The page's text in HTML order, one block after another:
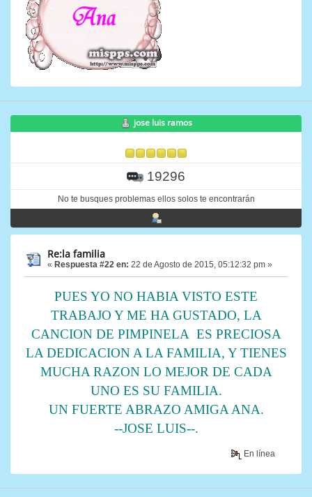
jose luis ramos
19296
No te busques problemas ellos solos te encontrarán
Re:la familia
« Respuesta #22 en: 22 de Agosto de 2015, 05:12:32 pm »
PUES YO NO HABIA VISTO ESTE
TRABAJO Y ME HA GUSTADO, LA
CANCION DE PIMPINELA ES PRECIOSA
LA DEDICACION A LA FAMILIA, Y TIENES
MUCHA RAZON LO MEJOR DE CADA
UNO ES SU FAMILIA.
UN FUERTE ABRAZO AMIGA ANA.
--JOSE LUIS--.
En línea